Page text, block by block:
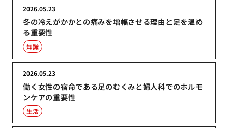
冬の冷えがかかとの痛みを増幅させる理由と足を温め
る重要性
2026.05.23
知識
働く女性の宿命である足のむくみと婦人科でのホルモ
ンケアの重要性
2026.05.23
生活